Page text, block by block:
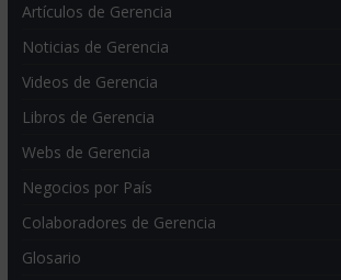
Artículos de Gerencia
Noticias de Gerencia
Videos de Gerencia
Libros de Gerencia
Webs de Gerencia
Negocios por País
Colaboradores de Gerencia
Glosario